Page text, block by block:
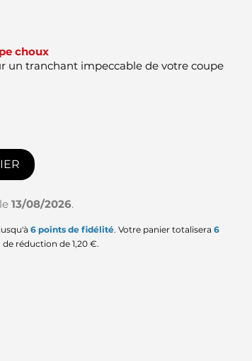
choux
un tranchant impeccable de votre coupe
13/08/2026.
6 points de fidélité. Votre panier totalisera 6
de réduction de1,20 €.